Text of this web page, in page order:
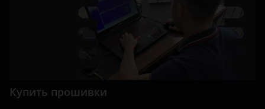
Купить прошивки